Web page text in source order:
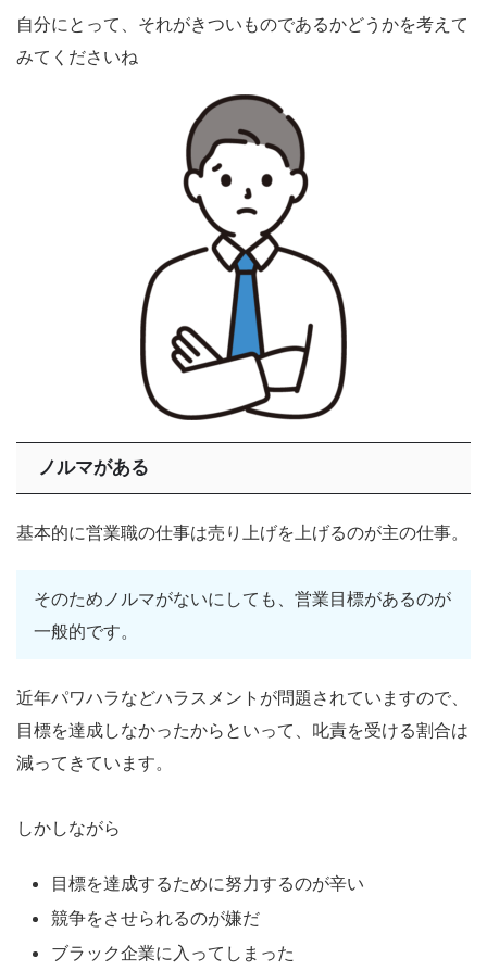
自分にとって、それがきついものであるかどうかを考えて
みてくださいね
ノルマがある
基本的に営業職の仕事は売り上げを上げるのが主の仕事。
そのためノルマがないにしても、営業目標があるのが
一般的です。
近年パワハラなどハラスメントが問題されていますので、
目標を達成しなかったからといって、叱責を受ける割合は
減ってきています。
しかしながら
目標を達成するために努力するのが辛い
競争をさせられるのが嫌だ
ブラック企業に入ってしまった